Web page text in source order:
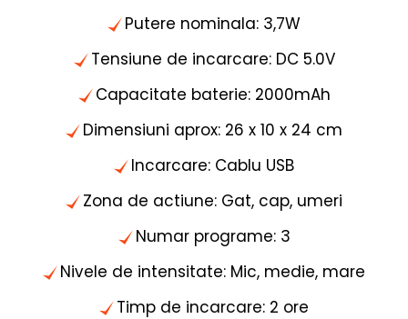
Putere nominala: 3,7W
Tensiune de incarcare: DC 5.0V
Capacitate baterie: 2000mAh
Dimensiuni aprox: 26 x 10 x 24 cm
Incarcare: Cablu USB
Zona de actiune: Gat, cap, umeri
Numar programe: 3
Nivele de intensitate: Mic, medie, mare
Timp de incarcare: 2 ore